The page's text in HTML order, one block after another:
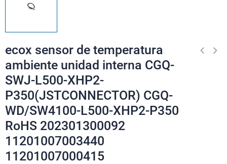
ecox sensor de temperatura
ambiente unidad interna CGQ-
SWJ-L500-XHP2-
P350(JSTCONNECTOR) CGQ-
WD/SW4100-L500-XHP2-P350
RoHS 202301300092
11201007003440
11201007000415